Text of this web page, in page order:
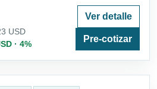
USD
· 4%
Ver detalle
Pre-cotizar